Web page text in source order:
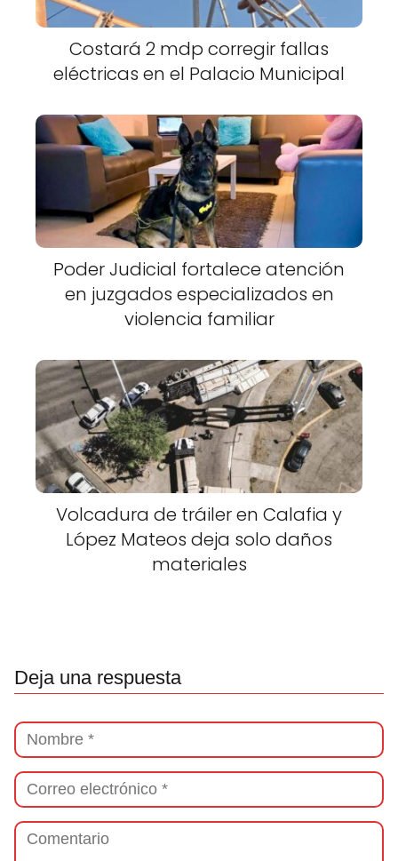
Costará 2 mdp corregir fallas
eléctricas en el Palacio Municipal
Poder Judicial fortalece atención
en juzgados especializados en
violencia familiar
Volcadura de tráiler en Calafia y
López Mateos deja solo daños
materiales
Deja una respuesta